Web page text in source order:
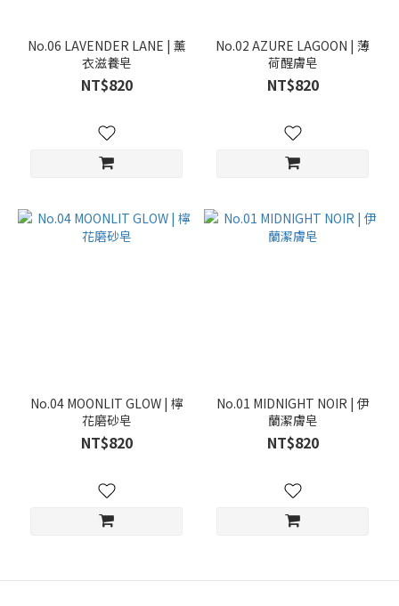
No.06 LAVENDER LANE | 薰
衣滋養皂
NT$820
No.02 AZURE LAGOON | 薄
荷醒膚皂
NT$820
No.04 MOONLIT GLOW | 檸
花磨砂皂
NT$820
No.01 MIDNIGHT NOIR | 伊
蘭潔膚皂
NT$820